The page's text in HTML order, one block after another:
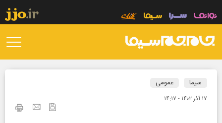
سیما عمومی
۱۷ آذر ۱۴۰۲ - ۱۴:۱۷